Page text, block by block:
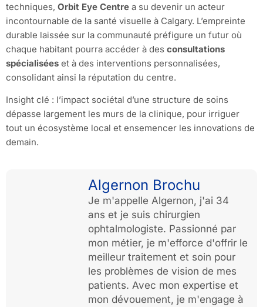
techniques, Orbit Eye Centre a su devenir un acteur
incontournable de la santé visuelle à Calgary. L’empreinte
durable laissée sur la communauté préfigure un futur où
chaque habitant pourra accéder à des consultations
spécialisées et à des interventions personnalisées,
consolidant ainsi la réputation du centre.
Insight clé : l’impact sociétal d’une structure de soins
dépasse largement les murs de la clinique, pour irriguer
tout un écosystème local et ensemencer les innovations de
demain.
Algernon Brochu
Je m'appelle Algernon, j'ai 34
ans et je suis chirurgien
ophtalmologiste. Passionné par
mon métier, je m'efforce d'offrir le
meilleur traitement et soin pour
les problèmes de vision de mes
patients. Avec mon expertise et
mon dévouement, je m'engage à